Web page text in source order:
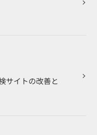
サイトの改善と